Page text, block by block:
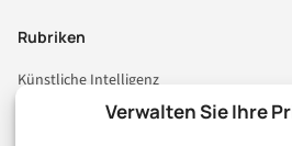
Verwalten Sie Ihre
Rubriken
Künstliche Intelligenz
Technologie & IT